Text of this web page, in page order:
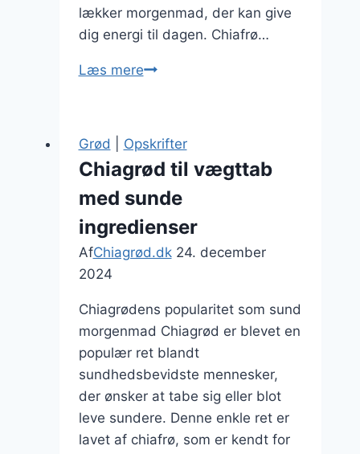
lækker morgenmad, der kan give
dig energi til dagen. Chiafrø…
Læs mereMorgenmad:
i
skøn
kombination
Grød Opskrifter
Chiagrød til vægttab
med sunde
ingredienser
AfChiagrød.dk 24. december
2024
Chiagrødens popularitet som sund
morgenmad Chiagrød er blevet en
populær ret blandt
sundhedsbevidste mennesker,
der ønsker at tabe sig eller blot
leve sundere. Denne enkle ret er
lavet af chiafrø, som er kendt for